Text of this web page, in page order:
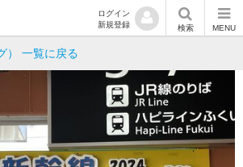
ログイン
新規登録
検索 MENU
） 一覧に戻る